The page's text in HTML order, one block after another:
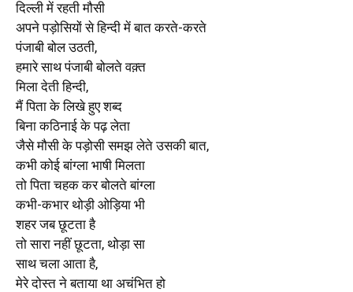
दिल्ली में रहती मौसी
अपने पड़ोसियों से हिन्दी में बात करते-करते
पंजाबी बोल उठती,
हमारे साथ पंजाबी बोलते वक़्त
मिला देती हिन्दी,
मैं पिता के लिखे हुए शब्द
बिना कठिनाई के पढ़ लेता
जैसे मौसी के पड़ोसी समझ लेते उसकी बात,
कभी कोई बांग्ला भाषी मिलता
तो पिता चहक कर बोलते बांग्ला
कभी-कभार थोड़ी ओड़िया भी
शहर जब छूटता है
तो सारा नहीं छूटता, थोड़ा सा
साथ चला आता है,
मेरे दोस्त ने बताया था अचंभित हो